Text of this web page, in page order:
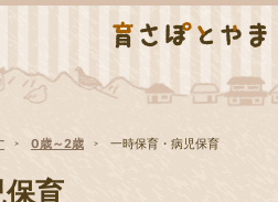
0歳～2歳 一時保育・病児保育
育